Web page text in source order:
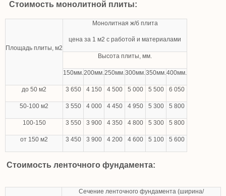
Стоимость монолитной плиты:
Площадь плиты, м2
Монолитная ж/б плита
цена за 1 м2 с работой и материалами
Высота плиты, мм.
150мм.200мм.250мм.300мм.350мм.400мм.
до 50 м2 3 650 4 150 4 500 5 000 5 500 6 050
50-100 м2 3 550 4 000 4 450 4 950 5 300 5 800
100-150 3 550 3 900 4 350 4 800 5 300 5 800
от 150 м2 3 450 3 900 4 200 4 600 5 100 5 600
Стоимость ленточного фундамента:
Сечение ленточного фундамента (ширина/